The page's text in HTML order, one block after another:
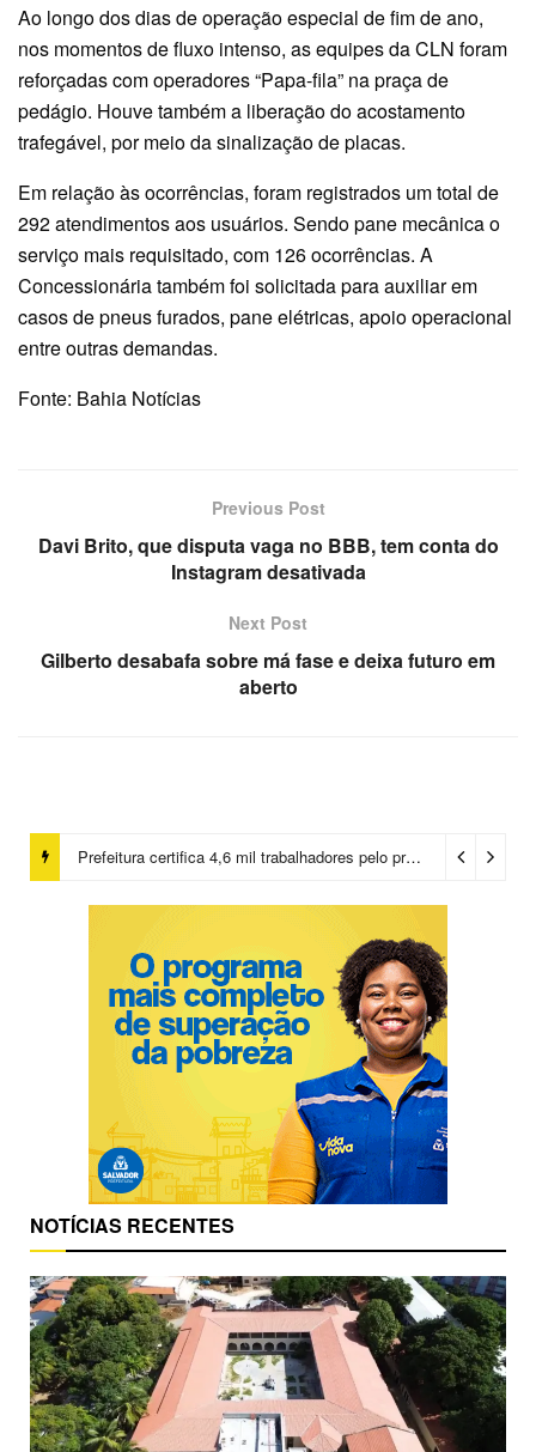
Ao longo dos dias de operação especial de fim de ano,
nos momentos de fluxo intenso, as equipes da CLN foram
reforçadas com operadores “Papa-fila” na praça de
pedágio. Houve também a liberação do acostamento
trafegável, por meio da sinalização de placas.
Em relação às ocorrências, foram registrados um total de
292 atendimentos aos usuários. Sendo pane mecânica o
serviço mais requisitado, com 126 ocorrências. A
Concessionária também foi solicitada para auxiliar em
casos de pneus furados, pane elétricas, apoio operacional
entre outras demandas.
Fonte: Bahia Notícias
Previous Post
Davi Brito, que disputa vaga no BBB, tem conta do
Instagram desativada
Next Post
Gilberto desabafa sobre má fase e deixa futuro em
aberto
Prefeitura certifica 4,6 mil trabalhadores pelo programa Treinar para Empregar e realiza Feirão de Empregabilidade
NOTÍCIAS RECENTES